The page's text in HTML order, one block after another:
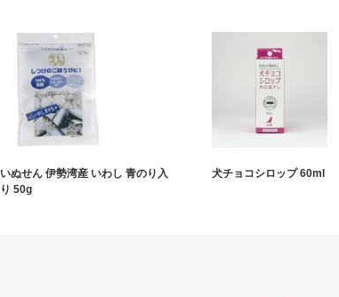
いぬせん 伊勢湾産 いわし 青のり入
り 50g
犬チョコシロップ 60ml